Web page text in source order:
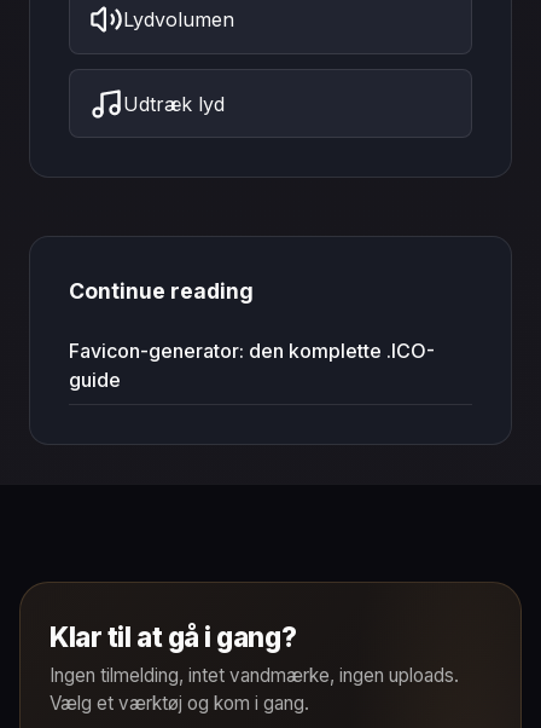
Lydvolumen
Udtræk lyd
Continue reading
Favicon-generator: den komplette .ICO-
guide
Klar til at gå i gang?
Ingen tilmelding, intet vandmærke, ingen uploads.
Vælg et værktøj og kom i gang.